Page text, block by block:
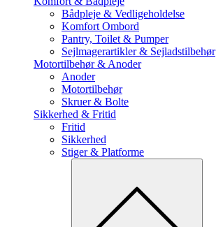
Bådpleje & Vedligeholdelse
Komfort Ombord
Pantry, Toilet & Pumper
Sejlmagerartikler & Sejladstilbehør
Motortilbehør & Anoder
Anoder
Motortilbehør
Skruer & Bolte
Sikkerhed & Fritid
Fritid
Sikkerhed
Stiger & Platforme